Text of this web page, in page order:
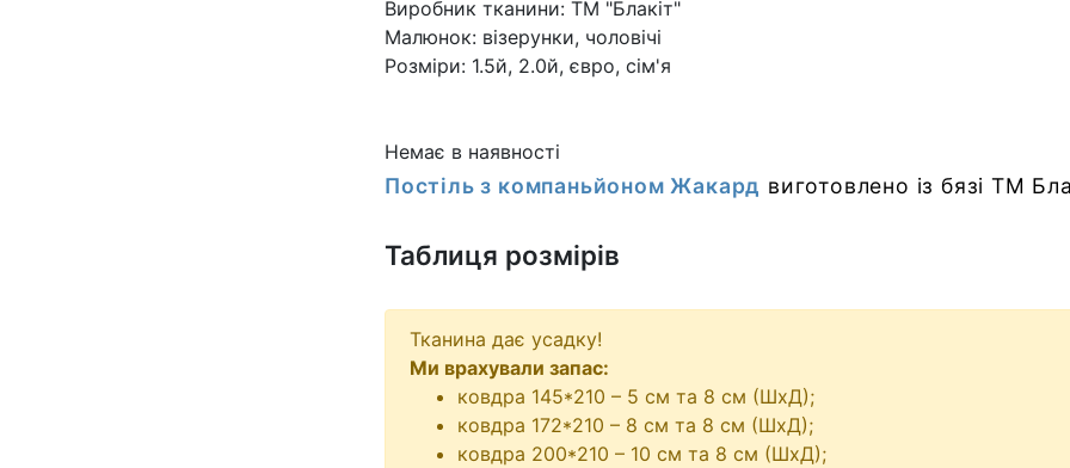
Виробник тканини: ТМ "Блакіт"
Малюнок: візерунки, чоловічі
Розміри: 1.5й, 2.0й, євро, сім'я
Немає в наявності
Постіль з компаньйоном Жакард виготовлено із бязіТМ
Таблиця розмірів
Тканина дає усадку!
Ми врахували запас:
ковдра 145*210 – 5 см та 8 см (ШхД);
ковдра 172*210 – 8 см та 8 см (ШхД);
ковдра 200*210 – 10 см та 8 см (ШхД);